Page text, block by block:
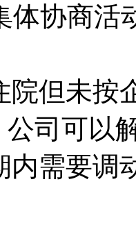
体协商活
院但未按
司可以
内需要调